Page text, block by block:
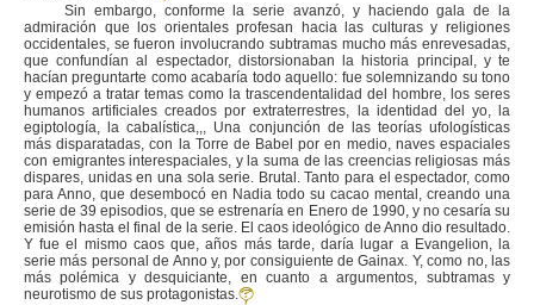
Sin embargo, conforme la serie avanzó, y haciendo gala de la
admiración que los orientales profesan hacia las culturas y religiones
occidentales, se fueron involucrando subtramas mucho más enrevesadas,
que confundían al espectador, distorsionaban la historia principal, y te
hacían preguntarte como acabaría todo aquello: fue solemnizando su tono
y empezó a tratar temas como la trascendentalidad del hombre, los seres
humanos artificiales creados por extraterrestres, la identidad del yo, la
egiptología, la cabalística,,, Una conjunción de las teorías ufologísticas
más disparatadas, con la Torre de Babel por en medio, naves espaciales
con emigrantes interespaciales, y la suma de las creencias religiosas más
dispares, unidas en una sola serie. Brutal. Tanto para el espectador, como
para Anno, que desembocó en Nadia todo su cacao mental, creando una
serie de 39 episodios, que se estrenaría en Enero de 1990, y no cesaría su
emisión hasta el final de la serie. El caos ideológico de Anno dio resultado.
Y fue el mismo caos que, años más tarde, daría lugar a Evangelion, la
serie más personal de Anno y, por consiguiente de Gainax. Y, como no, las
más polémica y desquiciante, en cuanto a argumentos, subtramas y
neurotismo de sus protagonistas.